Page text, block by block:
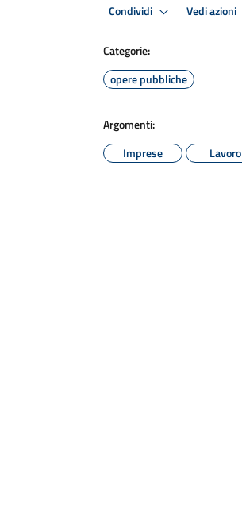
Condividi Vedi azioni
Categorie:
opere pubbliche
Argomenti:
Imprese
Lavoro